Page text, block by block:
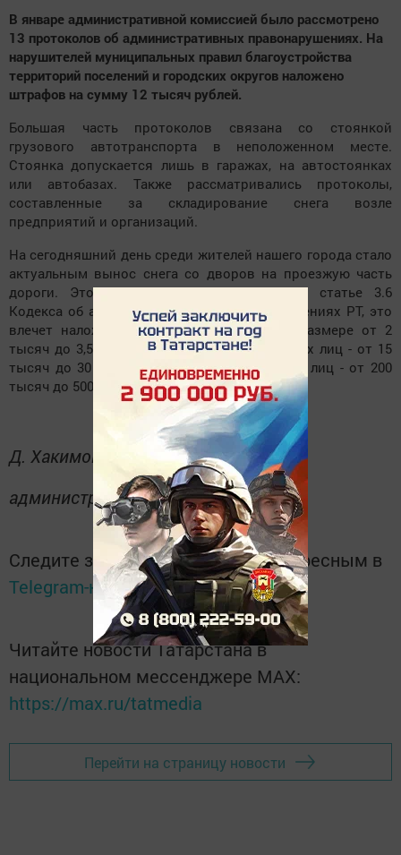
В январе административной комиссией было рассмотрено
13 протоколов об административных правонарушениях. На
нарушителей муниципальных правил благоустройства
территорий поселений и городских округов наложено
штрафов на сумму 12 тысяч рублей.
Большая часть протоколов связана со стоянкой
грузового автотранспорта в неположенном месте.
Стоянка допускается лишь в гаражах, на автостоянках
или автобазах. Также рассматривались протоколы,
составленные за складирование снега возле
предприятий и организаций.
На сегодняшний день среди жителей нашего города стало
актуальным вынос снега со дворов на проезжую часть
дороги. Это строго запрещено! Согласно статье 3.6
Кодекса об административных правонарушениях РТ, это
влечет наложение штрафа на граждан в размере от 2
тысяч до 3,5 тысячи рублей, на должностных лиц - от 15
тысяч до 30 тысяч рублей, на юридических лиц - от 200
тысяч до 500 тысяч рублей.
Д. Хакимова,
секретарь
административной комиссии.
Следите за самым важным и интересным в
Telegram-каналеТатмедиа
Читайте новости Татарстана в
национальном мессенджере MАХ:
https://max.ru/tatmedia
Перейти на страницу новости